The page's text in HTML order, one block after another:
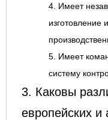
4. Имеет
изготовление
5. Имеет
систему
3. Каковы
европейских и